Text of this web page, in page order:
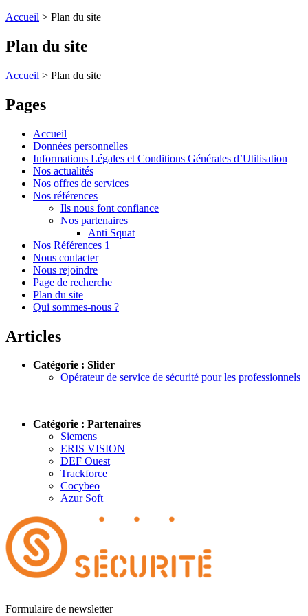
Accueil > Plan du site
Plan du site
Accueil > Plan du site
Pages
Accueil
Données personnelles
Informations Légales et Conditions Générales d’Utilisation
Nos actualités
Nos offres de services
Nos références
Ils nous font confiance
Nos partenaires
Anti Squat
Nos Références 1
Nous contacter
Nous rejoindre
Page de recherche
Plan du site
Qui sommes-nous ?
Articles
Catégorie : Slider
Opérateur de service de sécurité pour les professionnels
Catégorie : Partenaires
Siemens
ERIS VISION
DEF Ouest
Trackforce
Cocybeo
Azur Soft
Formulaire de newsletter